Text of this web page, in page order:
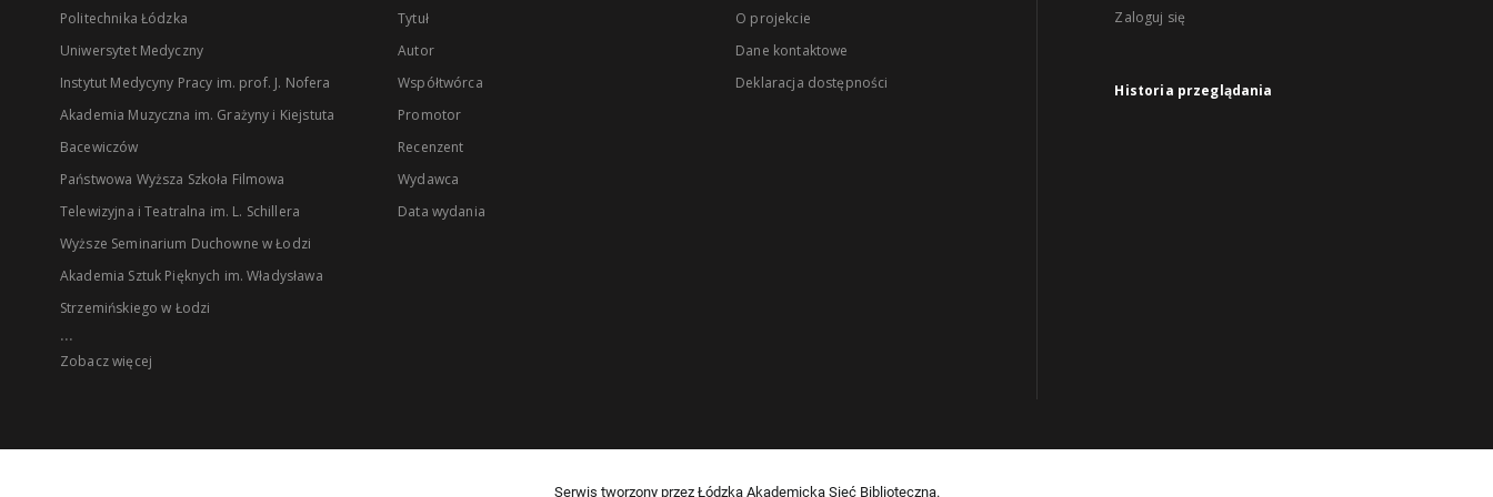
Politechnika Łódzka
Uniwersytet Medyczny
Instytut Medycyny Pracy im. prof. J. Nofera
Akademia Muzyczna im. Grażyny i Kiejstuta
Bacewiczów
Państwowa Wyższa Szkoła Filmowa
Telewizyjna i Teatralna im. L. Schillera
Wyższe Seminarium Duchowne w Łodzi
Akademia Sztuk Pięknych im. Władysława
Strzemińskiego w Łodzi
...
Zobacz więcej
Tytuł
Autor
Współtwórca
Promotor
Recenzent
Wydawca
Data wydania
O projekcie
Dane kontaktowe
Deklaracja dostępności
Zaloguj się
Historia przeglądania
Serwis tworzony przez Łódzką Akademicką Sieć Biblioteczną.